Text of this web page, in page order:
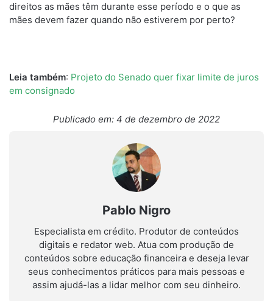
direitos as mães têm durante esse período e o que as
mães devem fazer quando não estiverem por perto?
Leia também: Projeto do Senado quer fixar limite de juros
em consignado
Publicado em: 4 de dezembro de 2022
Pablo Nigro
Especialista em crédito. Produtor de conteúdos
digitais e redator web. Atua com produção de
conteúdos sobre educação financeira e deseja levar
seus conhecimentos práticos para mais pessoas e
assim ajudá-las a lidar melhor com seu dinheiro.